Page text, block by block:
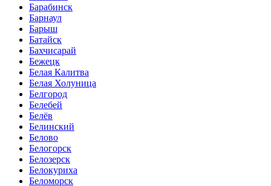
Барабинск
Барнаул
Барыш
Батайск
Бахчисарай
Бежецк
Белая Калитва
Белая Холуница
Белгород
Белебей
Белёв
Белинский
Белово
Белогорск
Белозерск
Белокуриха
Беломорск